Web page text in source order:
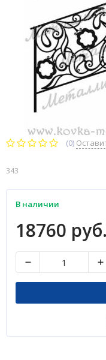
(0)
343
В наличии
18760